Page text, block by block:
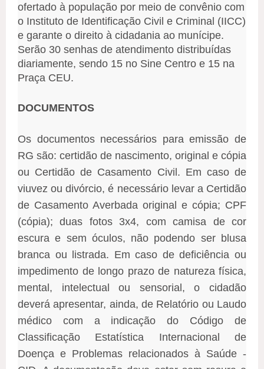
ofertado à população por meio de convênio com
o Instituto de Identificação Civil e Criminal (IICC)
e garante o direito à cidadania ao munícipe.
Serão 30 senhas de atendimento distribuídas
diariamente, sendo 15 no Sine Centro e 15 na
Praça CEU.
DOCUMENTOS
Os documentos necessários para emissão de
RG são: certidão de nascimento, original e cópia
ou Certidão de Casamento Civil. Em caso de
viuvez ou divórcio, é necessário levar a Certidão
de Casamento Averbada original e cópia; CPF
(cópia); duas fotos 3x4, com camisa de cor
escura e sem óculos, não podendo ser blusa
branca ou listrada. Em caso de deficiência ou
impedimento de longo prazo de natureza física,
mental, intelectual ou sensorial, o cidadão
deverá apresentar, ainda, de Relatório ou Laudo
médico com a indicação do Código de
Classificação Estatística Internacional de
Doença e Problemas relacionados à Saúde -